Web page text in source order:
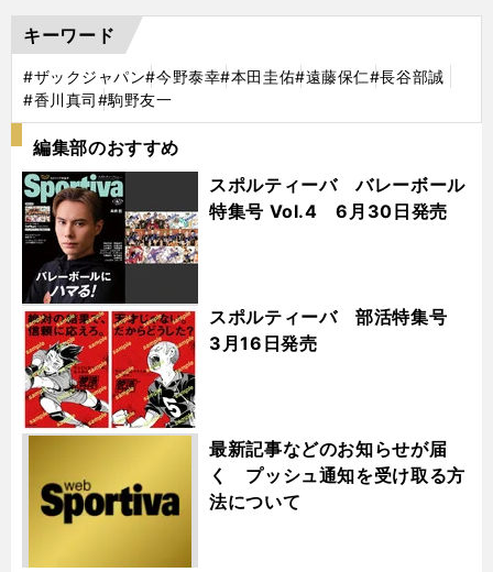
キーワード
#ザックジャパン#今野泰幸#本田圭佑#遠藤保仁#長谷部誠
#香川真司#駒野友一
編集部のおすすめ
スポルティーバ バレーボール
特集号 Vol.4 6月30日発売
スポルティーバ 部活特集号
3月16日発売
最新記事などのお知らせが届
く プッシュ通知を受け取る方
法について